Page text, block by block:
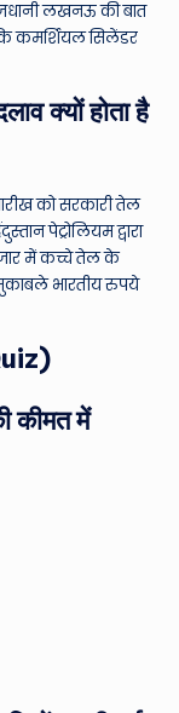
लखनऊ की बात
कमर्शियल सिलेंडर
क्यों होता है
को सरकारी तेल
पेट्रोलियम द्वारा
में कच्चे तेल के
भारतीय रुपये
कीमत में